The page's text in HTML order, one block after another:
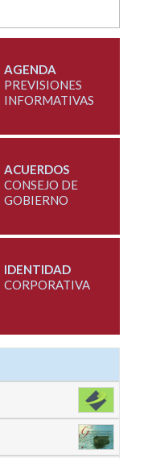
AGENDA
PREVISIONES
INFORMATIVAS
ACUERDOS
CONSEJO DE
GOBIERNO
IDENTIDAD
CORPORATIVA